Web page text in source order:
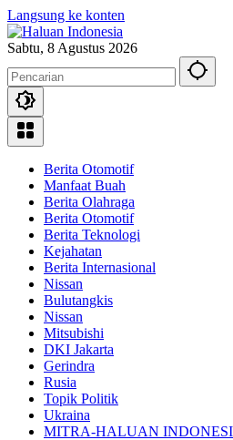
Langsung ke konten
Sabtu, 8 Agustus 2026
Berita Otomotif
Manfaat Buah
Berita Olahraga
Berita Otomotif
Berita Teknologi
Kejahatan
Berita Internasional
Nissan
Bulutangkis
Nissan
Mitsubishi
DKI Jakarta
Gerindra
Rusia
Topik Politik
Ukraina
MITRA-HALUAN